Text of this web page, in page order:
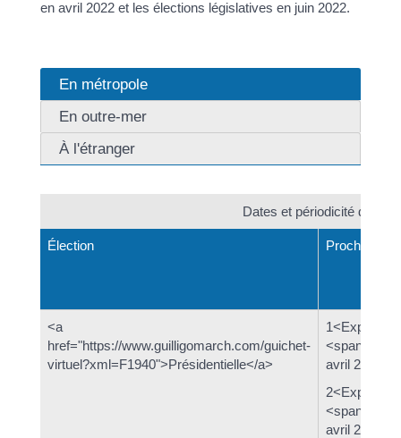
en avril 2022 et les élections législatives en juin 2022.
En métropole
En outre-mer
À l'étranger
Dates et périodicité des
Élection Prochain
<a
href="https://www.guilligomarch.com/guichet-
virtuel?xml=F1940">Présidentielle</a>
<span
avril 2022</
<span
avril 2022</